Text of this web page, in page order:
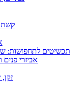
תכשיטים לתחפושות:
אביזרי